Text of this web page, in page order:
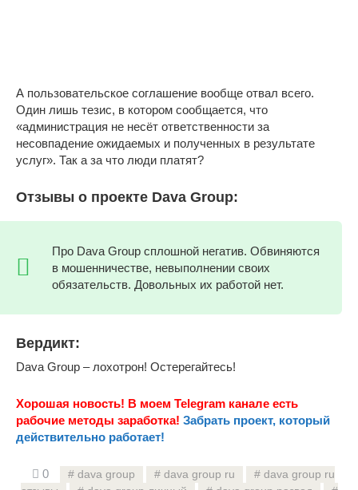
А пользовательское соглашение вообще отвал всего.
Один лишь тезис, в котором сообщается, что
«администрация не несёт ответственности за
несовпадение ожидаемых и полученных в результате
услуг». Так а за что люди платят?
Отзывы о проекте Dava Group:
Про Dava Group сплошной негатив. Обвиняются
в мошенничестве, невыполнении своих
обязательств. Довольных их работой нет.
Вердикт:
Dava Group – лохотрон! Остерегайтесь!
Хорошая новость! В моем Telegram канале есть
рабочие методы заработка! Забрать проект, который
действительно работает!
0 dava group dava group ru
dava group ru